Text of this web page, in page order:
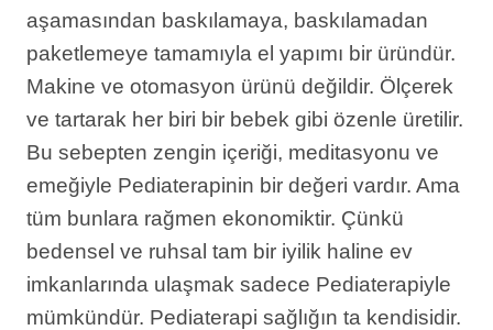
aşamasından baskılamaya, baskılamadan
paketlemeye tamamıyla el yapımı bir üründür.
Makine ve otomasyon ürünü değildir. Ölçerek
ve tartarak her biri bir bebek gibi özenle üretilir.
Bu sebepten zengin içeriği, meditasyonu ve
emeğiyle Pediaterapinin bir değeri vardır. Ama
tüm bunlara rağmen ekonomiktir. Çünkü
bedensel ve ruhsal tam bir iyilik haline ev
imkanlarında ulaşmak sadece Pediaterapiyle
mümkündür. Pediaterapi sağlığın ta kendisidir.